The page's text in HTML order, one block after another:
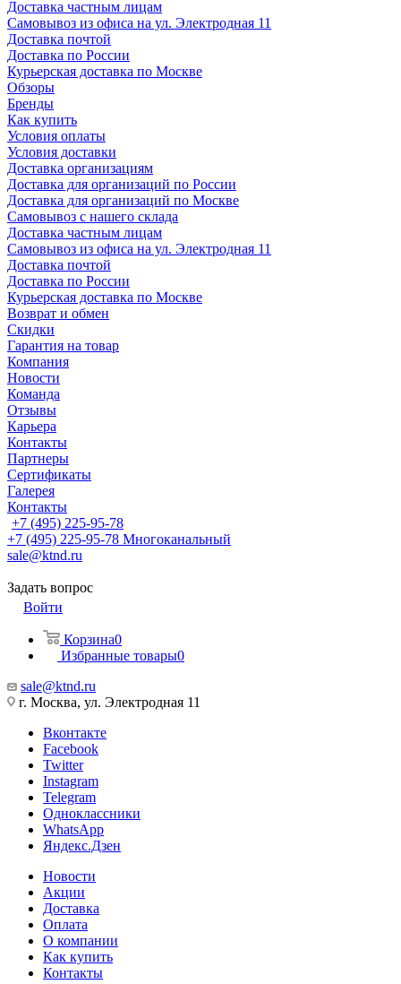
Доставка частным лицам
Самовывоз из офиса на ул. Электродная 11
Доставка почтой
Доставка по России
Курьерская доставка по Москве
Обзоры
Бренды
Как купить
Условия оплаты
Условия доставки
Доставка организациям
Доставка для организаций по России
Доставка для организаций по Москве
Самовывоз с нашего склада
Доставка частным лицам
Самовывоз из офиса на ул. Электродная 11
Доставка почтой
Доставка по России
Курьерская доставка по Москве
Возврат и обмен
Скидки
Гарантия на товар
Компания
Новости
Команда
Отзывы
Карьера
Контакты
Партнеры
Сертификаты
Галерея
Контакты
+7 (495) 225-95-78
+7 (495) 225-95-78 Многоканальный
sale@ktnd.ru
Задать вопрос
Войти
Корзина0
Избранные товары0
sale@ktnd.ru
г. Москва, ул. Электродная 11
Вконтакте
Facebook
Twitter
Instagram
Telegram
Одноклассники
WhatsApp
Яндекс.Дзен
Новости
Акции
Доставка
Оплата
О компании
Как купить
Контакты